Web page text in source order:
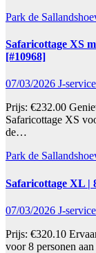
Park de
Safaricottage XS
[#10968]
07/03/2026 J-
Prijs: €232.00
Safaricottage XS
de…
Park de
Safaricottage XL |
07/03/2026 J-
Prijs: €320.10
voor 8 personen